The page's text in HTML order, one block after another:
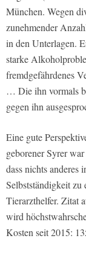
München. Wegen
zunehmender
in den Unterlagen.
starke
fremdgefährdenes
… Die ihn vormals
gegen ihn
Eine gute
geborener Syrer
dass nichts anderes
Selbstständigkeit zu
Tierarzthelfer. Zitat
wird
Kosten seit 2015: